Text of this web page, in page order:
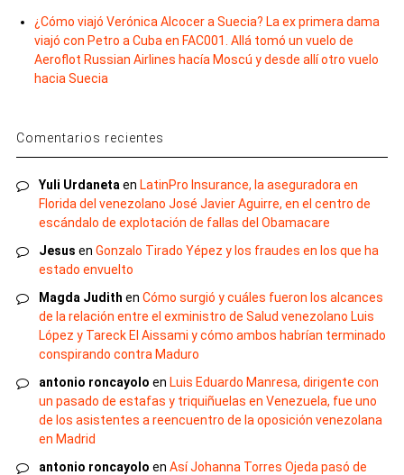
¿Cómo viajó Verónica Alcocer a Suecia? La ex primera dama
viajó con Petro a Cuba en FAC001. Allá tomó un vuelo de
Aeroflot Russian Airlines hacía Moscú y desde allí otro vuelo
hacia Suecia
Comentarios recientes
Yuli Urdaneta en LatinPro Insurance, la aseguradora en
Florida del venezolano José Javier Aguirre, en el centro de
escándalo de explotación de fallas del Obamacare
Jesus en Gonzalo Tirado Yépez y los fraudes en los que ha
estado envuelto
Magda Judith en Cómo surgió y cuáles fueron los alcances
de la relación entre el exministro de Salud venezolano Luis
López y Tareck El Aissami y cómo ambos habrían terminado
conspirando contra Maduro
antonio roncayolo en Luis Eduardo Manresa, dirigente con
un pasado de estafas y triquiñuelas en Venezuela, fue uno
de los asistentes a reencuentro de la oposición venezolana
en Madrid
antonio roncayolo en Así Johanna Torres Ojeda pasó de